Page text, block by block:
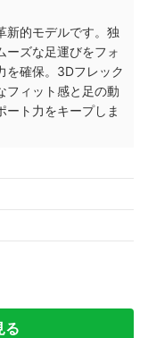
新的モデルです。独
ーズな足運びをフォ
を確保。3Dフレック
フィット感と足の動
ート力をキープしま
る